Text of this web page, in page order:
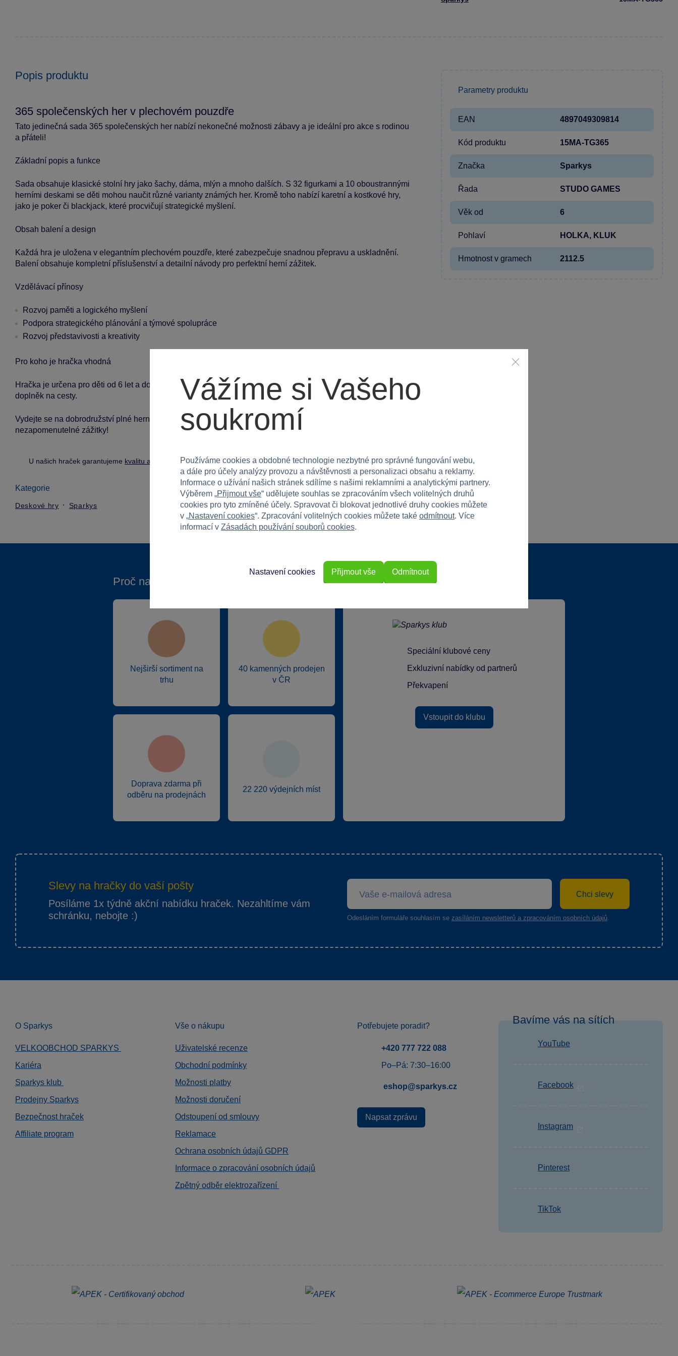
Popis produktu
365 společenských her v plechovém pouzdře
Tato jedinečná sada 365 společenských her nabízí nekonečné možnosti zábavy a je ideální pro akce s rodinou
a přáteli!
Základní popis a funkce
Sada obsahuje klasické stolní hry jako šachy, dáma, mlýn a mnoho dalších. S 32 figurkami a 10 oboustrannými
herními deskami se děti mohou naučit různé varianty známých her. Kromě toho nabízí karetní a kostkové hry,
jako je poker či blackjack, které procvičují strategické myšlení.
Obsah balení a design
Každá hra je uložena v elegantním plechovém pouzdře, které zabezpečuje snadnou přepravu a uskladnění.
Balení obsahuje kompletní příslušenství a detailní návody pro perfektní herní zážitek.
Vzdělávací přínosy
Rozvoj paměti a logického myšlení
Podpora strategického plánování a týmové spolupráce
Rozvoj představivosti a kreativity
Pro koho je hračka vhodná
Hračka je určena pro děti od 6 let a dospělé, vhodná pro kluky i holky. Skvělá pro domácí zábavu nebo jako
doplněk na cesty.
Vydejte se na dobrodružství plné herních výzev s 365 společenskými hrami – objednejte nyní a užijte si
nezapomenutelné zážitky!
U našich hraček garantujeme kvalitu a bezpečnost.
Kategorie
Deskové hry Sparkys
Parametry produktu
EAN 4897049309814
Kód produktu 15MA-TG365
Značka Sparkys
Řada STUDO GAMES
Věk od 6
Pohlaví HOLKA, KLUK
Hmotnost v gramech 2112.5
Proč nakupovat ve Sparkys?
Nejširší sortiment na
trhu
40 kamenných prodejen
v ČR
Doprava zdarma při
odběru na prodejnách
22 220 výdejních míst
Speciální klubové ceny
Exkluzivní nabídky od partnerů
Překvapení
Vstoupit do klubu
Slevy na hračky do vaší pošty
Posíláme 1x týdně akční nabídku hraček. Nezahltíme vám
schránku, nebojte :)
Chci slevy
Odesláním formuláře souhlasím se zasíláním newsletterů a zpracováním osobních údajů
O Sparkys
VELKOOBCHOD SPARKYS
Kariéra
Sparkys klub
Prodejny Sparkys
Bezpečnost hraček
Affiliate program
Vše o nákupu
Uživatelské recenze
Obchodní podmínky
Možnosti platby
Možnosti doručení
Odstoupení od smlouvy
Reklamace
Ochrana osobních údajů GDPR
Informace o zpracování osobních údajů
Zpětný odběr elektrozařízení
Potřebujete poradit?
+420 777 722 088
Po–Pá: 7:30–16:00
eshop@sparkys.cz
Napsat zprávu
Bavíme vás na sítích
YouTube
Facebook
Instagram
Pinterest
TikTok
Vážíme si Vašeho
soukromí
Používáme cookies a obdobné technologie nezbytné pro správné fungování webu,
a dále pro účely analýzy provozu a návštěvnosti a personalizaci obsahu a reklamy.
Informace o užívání našich stránek sdílíme s našimi reklamními a analytickými partnery.
Výběrem „Přijmout vše“ udělujete souhlas se zpracováním všech volitelných druhů
cookies pro tyto zmíněné účely. Spravovat či blokovat jednotlivé druhy cookies můžete
v „Nastavení cookies“. Zpracování volitelných cookies můžete také odmítnout. Více
informací v Zásadách používání souborů cookies.
Odmítnout
Nastavení cookies Přijmout vše